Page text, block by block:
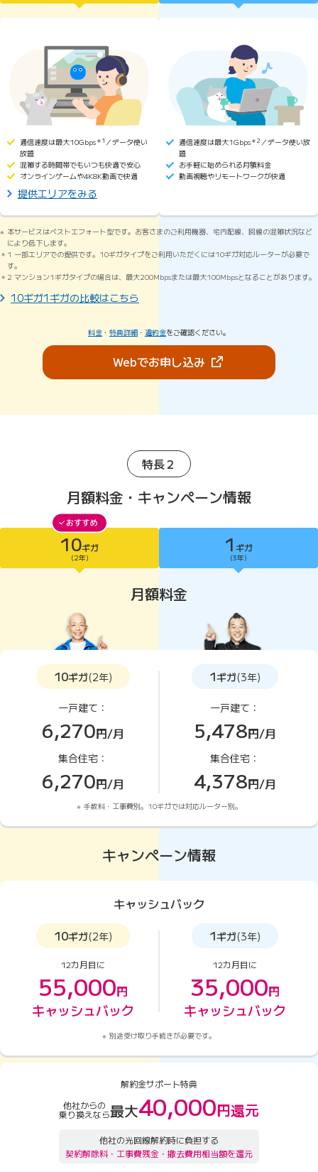
通信速度は最大10Gbps＊1 ／データ使い
放題
混雑する時間帯でもいつも快適で安心
オンラインゲームや4K8K動画で快適
提供エリアをみる
通信速度は最大1Gbps＊2 ／データ使い放
題
お手軽に始められる月額料金
動画視聴やリモートワークが快適
本サービスはベストエフォート型です。お客さまのご利用機器、宅内配線、回線の混雑状況など
により低下します。
1 一部エリアでの提供です。10ギガタイプをご利用いただくには10ギガ対応ルーターが必要で
す。
2 マンション1ギガタイプの場合は、最大200Mbpsまたは最大100Mbpsとなることがあります。
10ギガ1ギガの比較はこちら
料金 ・ 特典詳細 ・ 違約金をご確認ください。
Webでお申し込み（新しいタブで開き
特長２
月額料金・キャンペーン情報
10ギガがおすすめ
10ギガ
(2年)
1 ギガ
(3年)
月額料金
10ギガ(2年)
一戸建て：
6,270円/月
集合住宅：
6,270円/月
1ギガ(3年)
一戸建て：
5,478円/月
集合住宅：
4,378円/月
手数料・工事費別。10ギガでは対応ルーター別。
キャンペーン情報
キャッシュバック
10ギガ(2年)
12カ月目に
55,000円
キャッシュバック
1ギガ(3年)
12カ月目に
35,000円
キャッシュバック
別途受け取り手続きが必要です。
解約金サポート特典
他社からの
乗り換えなら最大40,000円還元
他社の光回線解約時に負担する
契約解除料・工事費残金・撤去費用相当額を還元